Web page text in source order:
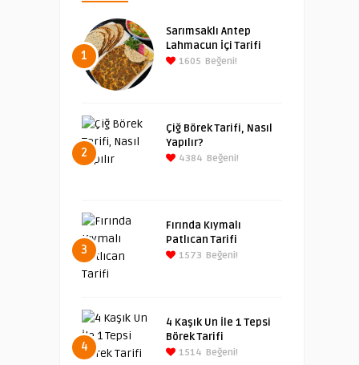
1
Sarımsaklı Antep
Lahmacun İçi Tarifi
1605 Beğeni!
2
Çiğ Börek Tarifi, Nasıl
Yapılır?
4384 Beğeni!
3
Fırında Kıymalı
Patlıcan Tarifi
1573 Beğeni!
4
4 Kaşık Un İle 1 Tepsi
Börek Tarifi
1514 Beğeni!